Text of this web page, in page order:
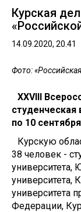
Курская
14.09.2020, 20.41
Фото:
XXVIII
по 10
Курскую
38 человек -
университета,
университета,
университета
Федерации,